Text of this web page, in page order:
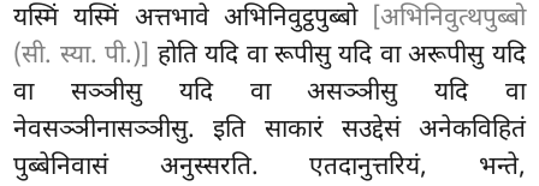
यस्मिं यस्मिं अत्तभावे अभिनिवुट्ठपुब्बो [अभिनिवुत्थपुब्बो
(सी. स्या. पी.)] होति यदि वा रूपीसु यदि वा अरूपीसु यदि
वा सञ्ञीसु यदि वा असञ्ञीसु यदि वा
नेवसञ्ञीनासञ्ञीसु. इति साकारं सउद्देसं अनेकविहितं
पुब्बेनिवासं अनुस्सरति. एतदानुत्तरियं, भन्ते,